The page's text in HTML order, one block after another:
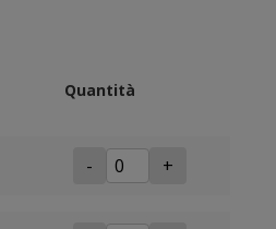
Quantità
- +